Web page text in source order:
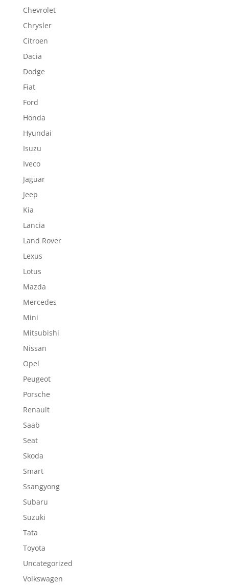
Chevrolet
Chrysler
Citroen
Dacia
Dodge
Fiat
Ford
Honda
Hyundai
Isuzu
Iveco
Jaguar
Jeep
Kia
Lancia
Land Rover
Lexus
Lotus
Mazda
Mercedes
Mini
Mitsubishi
Nissan
Opel
Peugeot
Porsche
Renault
Saab
Seat
Skoda
Smart
Ssangyong
Subaru
Suzuki
Tata
Toyota
Uncategorized
Volkswagen